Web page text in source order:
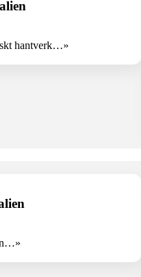
hantverk…»